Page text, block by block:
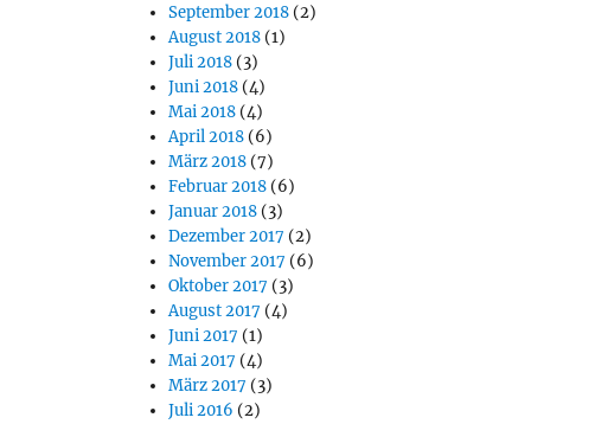
September 2018 (2)
August 2018 (1)
Juli 2018 (3)
Juni 2018 (4)
Mai 2018 (4)
April 2018 (6)
März 2018 (7)
Februar 2018 (6)
Januar 2018 (3)
Dezember 2017 (2)
November 2017 (6)
Oktober 2017 (3)
August 2017 (4)
Juni 2017 (1)
Mai 2017 (4)
März 2017 (3)
Juli 2016 (2)